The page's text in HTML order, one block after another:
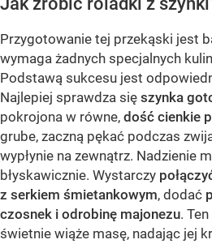
Przygotowanie tej przekąski jest
wymaga żadnych specjalnych
Podstawą sukcesu jest
Najlepiej sprawdza się szynka
pokrojona w równe, dość cienkie
grube, zaczną pękać podczas
wypłynie na zewnątrz. Nadzienie
błyskawicznie. Wystarczy
z serkiem śmietankowym, dodać
czosnek i odrobinę majonezu.
świetnie wiąże masę, nadając jej